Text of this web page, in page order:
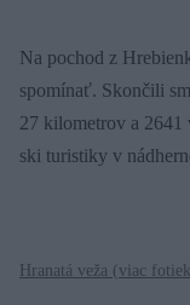
Na pochod z
spomínať. Skončili
27 kilometrov a 2641
ski turistiky v
Hranatá veža (viac